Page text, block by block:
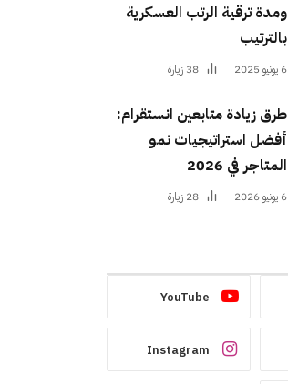
ومدة ترقية الرتب العسكرية
بالترتيب
6 يونيو 2025 38 زيارة
طرق زيادة متابعين انستقرام:
أفضل استراتيجيات نمو
المتاجر في 2026
6 يونيو 2026 28 زيارة
YouTube
Instagram